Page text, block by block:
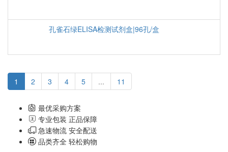
孔雀石绿ELISA检测试剂盒|96孔/盒
1 2 3 4 5 ... 11
最优采购方案
专业包装 正品保障
急速物流 安全配送
品类齐全 轻松购物